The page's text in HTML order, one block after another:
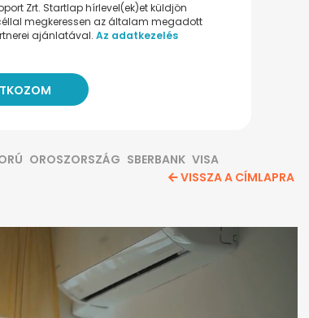
Zrt. Startlap hírlevel(ek)et küldjön
megkeressen az általam megadott
ajánlatával. Az adatkezelés
OROSZORSZÁG SBERBANK VISA
VISSZA A CÍMLAPRA